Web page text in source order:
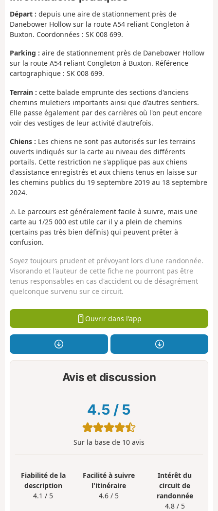
Départ : depuis une aire de stationnement près de
Danebower Hollow sur la route A54 reliant Congleton à
Buxton. Coordonnées : SK 008 699.
Parking : aire de stationnement près de Danebower Hollow
sur la route A54 reliant Congleton à Buxton. Référence
cartographique : SK 008 699.
Terrain : cette balade emprunte des sections d'anciens
chemins muletiers importants ainsi que d'autres sentiers.
Elle passe également par des carrières où l'on peut encore
voir des vestiges de leur activité d'autrefois.
Chiens : Les chiens ne sont pas autorisés sur les terrains
ouverts indiqués sur la carte au niveau des différents
portails. Cette restriction ne s'applique pas aux chiens
d'assistance enregistrés et aux chiens tenus en laisse sur
les chemins publics du 19 septembre 2019 au 18 septembre
2024.
⚠️ Le parcours est généralement facile à suivre, mais une
carte au 1/25 000 est utile car il y a plein de chemins
(certains pas très bien définis) qui peuvent prêter à
confusion.
Soyez toujours prudent et prévoyant lors d'une randonnée.
Visorando et l'auteur de cette fiche ne pourront pas être
tenus responsables en cas d'accident ou de désagrément
quelconque survenu sur ce circuit.
Ouvrir dans l'app
Avis et discussion
4.5 / 5
Sur la base de 10 avis
Fiabilité de la
description
4.1 / 5
Facilité à suivre
l'itinéraire
4.6 / 5
Intérêt du
circuit de
randonnée
4.8 / 5